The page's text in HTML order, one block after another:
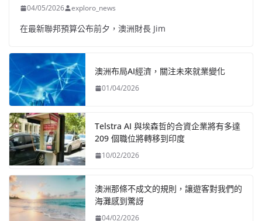
04/05/2026 exploro_news
在最新聯邦預算公布前夕，澳洲財長 Jim
澳洲布局AI經濟，關注未來就業變化
01/04/2026
Telstra AI 與埃森哲的合資企業將有多達
209 個職位將轉移到印度
10/02/2026
澳洲那條不成文的規則，讓遊客對我們的
海灘感到驚訝
04/02/2026